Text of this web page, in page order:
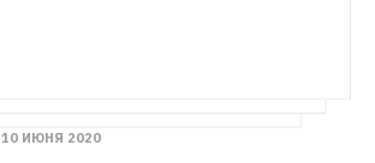
10 ИЮНЯ 2020